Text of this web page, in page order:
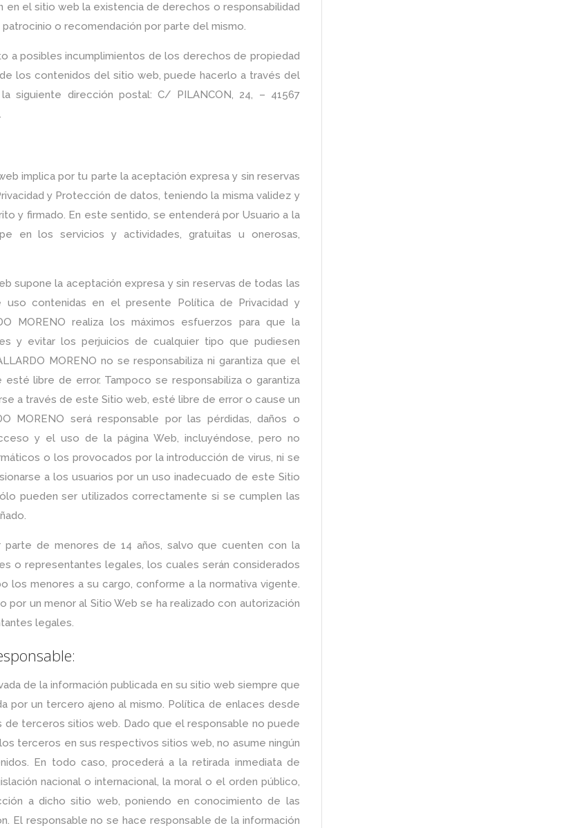
en el sitio web la existencia de derechos o responsabilidad
o recomendación por parte del mismo.
a posibles incumplimientos de los derechos de propiedad
los contenidos del sitio web, puede hacerlo a través del
siguiente dirección postal: C/ PILANCON, 24, – 41567
implica por tu parte la aceptación expresa y sin reservas
y Protección de datos, teniendo la misma validez y
y firmado. En este sentido, se entenderá por Usuario a la
en los servicios y actividades, gratuitas u onerosas,
supone la aceptación expresa y sin reservas de todas las
uso contenidas en el presente Política de Privacidad y
MORENO realiza los máximos esfuerzos para que la
y evitar los perjuicios de cualquier tipo que pudiesen
MORENO no se responsabiliza ni garantiza que el
libre de error. Tampoco se responsabiliza o garantiza
a través de este Sitio web, esté libre de error o cause un
MORENO será responsable por las pérdidas, daños o
y el uso de la página Web, incluyéndose, pero no
o los provocados por la introducción de virus, ni se
a los usuarios por un uso inadecuado de este Sitio
pueden ser utilizados correctamente si se cumplen las
de menores de 14 años, salvo que cuenten con la
o representantes legales, los cuales serán considerados
menores a su cargo, conforme a la normativa vigente.
un menor al Sitio Web se ha realizado con autorización
legales.
de la información publicada en su sitio web siempre que
por un tercero ajeno al mismo. Política de enlaces desde
terceros sitios web. Dado que el responsable no puede
terceros en sus respectivos sitios web, no asume ningún
En todo caso, procederá a la retirada inmediata de
nacional o internacional, la moral o el orden público,
a dicho sitio web, poniendo en conocimiento de las
El responsable no se hace responsable de la información